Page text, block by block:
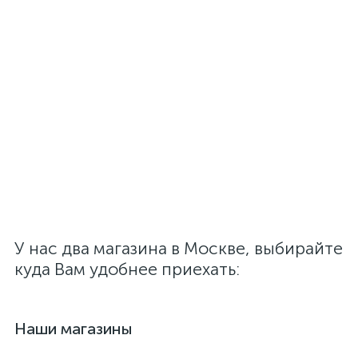
У нас два магазина в Москве, выбирайте
куда Вам удобнее приехать:
Наши магазины